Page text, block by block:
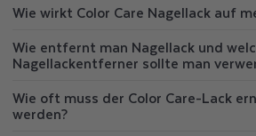
Wie wirkt Color Care Nagellack auf
Wie entfernt man Nagellack und
Nagellackentferner sollte man
Wie oft muss der Color Care-Lack
werden?